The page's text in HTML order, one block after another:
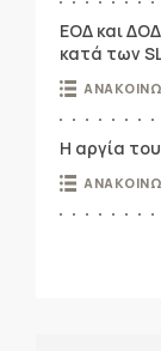
ΕΟΔ και
κατά των
Η αργία